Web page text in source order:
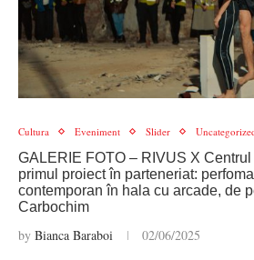
Cultura Eveniment Slider
GALERIE FOTO – RIVUS X
primul proiect în parteneriat:
contemporan în hala cu arcade, de
Carbochim
by Bianca Baraboi 02/06/2025